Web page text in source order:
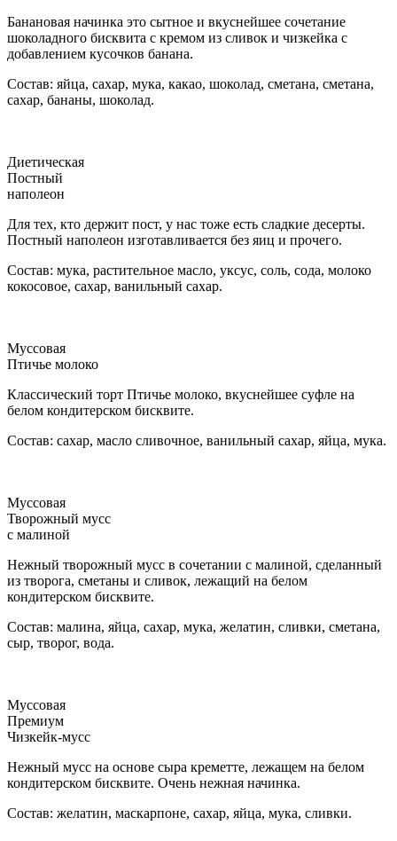
Банановая начинка это сытное и вкуснейшее сочетание
шоколадного бисквита с кремом из сливок и чизкейка с
добавлением кусочков банана.
Состав: яйца, сахар, мука, какао, шоколад, сметана, сметана,
сахар, бананы, шоколад.
Диетическая
Постный
наполеон
Для тех, кто держит пост, у нас тоже есть сладкие десерты.
Постный наполеон изготавливается без яиц и прочего.
Состав: мука, растительное масло, уксус, соль, сода, молоко
кокосовое, сахар, ванильный сахар.
Муссовая
Птичье молоко
Классический торт Птичье молоко, вкуснейшее суфле на
белом кондитерском бисквите.
Состав: сахар, масло сливочное, ванильный сахар, яйца, мука.
Муссовая
Творожный мусс
с малиной
Нежный творожный мусс в сочетании с малиной, сделанный
из творога, сметаны и сливок, лежащий на белом
кондитерском бисквите.
Состав: малина, яйца, сахар, мука, желатин, сливки, сметана,
сыр, творог, вода.
Муссовая
Премиум
Чизкейк-мусс
Нежный мусс на основе сыра креметте, лежащем на белом
кондитерском бисквите. Очень нежная начинка.
Состав: желатин, маскарпоне, сахар, яйца, мука, сливки.